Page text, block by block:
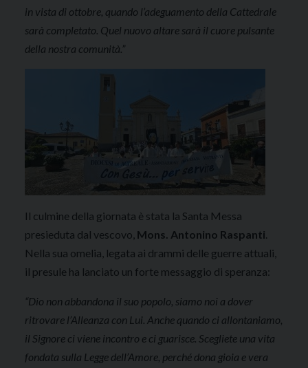
in vista di ottobre, quando l’adeguamento della Cattedrale
sarà completato. Quel nuovo altare sarà il cuore pulsante
della nostra comunità.”
Il culmine della giornata è stata la Santa Messa
presieduta dal vescovo, Mons. Antonino Raspanti.
Nella sua omelia, legata ai drammi delle guerre attuali,
il presule ha lanciato un forte messaggio di speranza:
“Dio non abbandona il suo popolo, siamo noi a dover
ritrovare l’Alleanza con Lui. Anche quando ci allontaniamo,
il Signore ci viene incontro e ci guarisce. Scegliete una vita
fondata sulla Legge dell’Amore, perché dona gioia e vera